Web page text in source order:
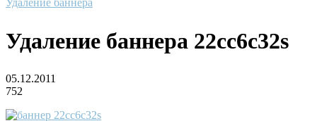
Удаление баннера
Удаление баннера 22cc6c32s
05.12.2011
752